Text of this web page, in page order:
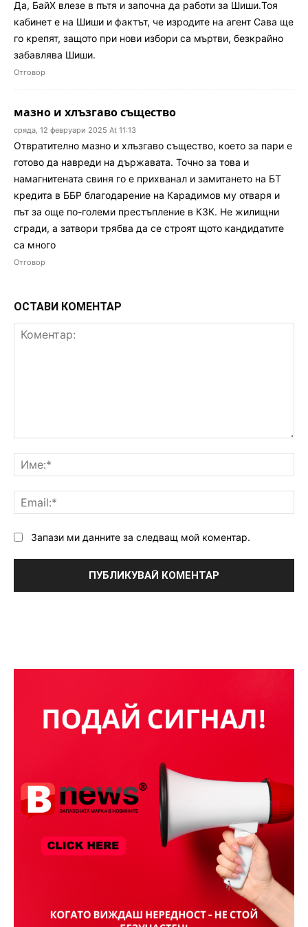
Да, БайХ влезе в пътя и започна да работи за Шиши.Тоя
кабинет е на Шиши и фактът, че изродите на агент Сава ще
го крепят, защото при нови избори са мъртви, безкрайно
забавлява Шиши.
Отговор
мазно и хлъзгаво същество
сряда, 12 февруари 2025 At 11:13
Отвратително мазно и хлъзгаво същество, което за пари е
готово да навреди на държавата. Точно за това и
намагнитената свиня го е прихванал и замитането на БТ
кредита в ББР благодарение на Карадимов му отваря и
път за още по-големи престъпление в КЗК. Не жилищни
сгради, а затвори трябва да се строят щото кандидатите
са много
Отговор
ОСТАВИ КОМЕНТАР
Запази ми данните за следващ мой коментар.